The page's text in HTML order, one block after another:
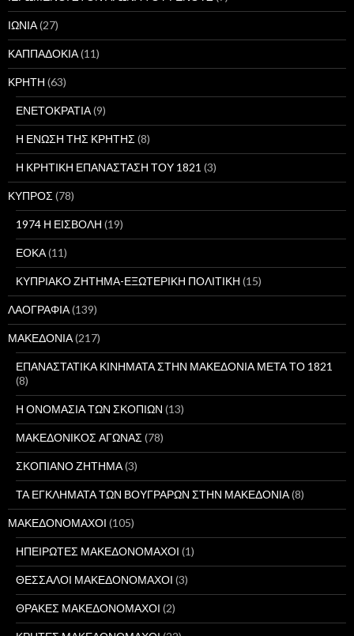
ΙΩΝΙΑ(27)
ΚΑΠΠΑΔΟΚΙΑ(11)
ΚΡΗΤΗ (63)
ΕΝΕΤΟΚΡΑΤΙΑ(9)
Η ΕΝΩΣΗ ΤΗΣ ΚΡΗΤΗΣ (8)
Η ΚΡΗΤΙΚΗ ΕΠΑΝΑΣΤΑΣΗ ΤΟΥ 1821 (3)
ΚΥΠΡΟΣ (78)
1974 Η ΕΙΣΒΟΛΗ (19)
ΕΟΚΑ(11)
ΚΥΠΡΙΑΚΟ ΖΗΤΗΜΑ-ΕΞΩΤΕΡΙΚΗ ΠΟΛΙΤΙΚΗ (15)
ΛΑΟΓΡΑΦΙΑ(139)
ΜΑΚΕΔΟΝΙΑ(217)
ΕΠΑΝΑΣΤΑΤΙΚΑ ΚΙΝΗΜΑΤΑ ΣΤΗΝ ΜΑΚΕΔΟΝΙΑ ΜΕΤΑ ΤΟ 1821
(8)
Η ΟΝΟΜΑΣΙΑ ΤΩΝ ΣΚΟΠΙΩΝ (13)
ΜΑΚΕΔΟΝΙΚΟΣ ΑΓΩΝΑΣ (78)
ΣΚΟΠΙΑΝΟ ΖΗΤΗΜΑ(3)
ΤΑ ΕΓΚΛΗΜΑΤΑ ΤΩΝ ΒΟΥΓΡΑΡΩΝ ΣΤΗΝ ΜΑΚΕΔΟΝΙΑ(8)
ΜΑΚΕΔΟΝΟΜΑΧΟΙ (105)
ΗΠΕΙΡΩΤΕΣ ΜΑΚΕΔΟΝΟΜΑΧΟΙ (1)
ΘΕΣΣΑΛΟΙ ΜΑΚΕΔΟΝΟΜΑΧΟΙ (3)
ΘΡΑΚΕΣ ΜΑΚΕΔΟΝΟΜΑΧΟΙ (2)